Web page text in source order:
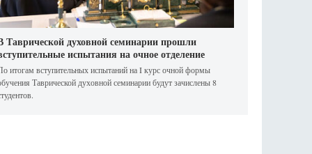
Таврической духовной семинарии прошли
испытания на очное отделение
итогам вступительных испытаний на I курс очной формы
Таврической духовной семинарии будут зачислены 8